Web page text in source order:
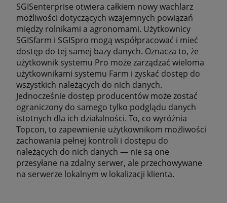
SGISenterprise otwiera całkiem nowy wachlarz
możliwości dotyczących wzajemnych powiązań
między rolnikami a agronomami. Użytkownicy
SGISfarm i SGISpro mogą współpracować i mieć
dostęp do tej samej bazy danych. Oznacza to, że
użytkownik systemu Pro może zarządzać wieloma
użytkownikami systemu Farm i zyskać dostęp do
wszystkich należących do nich danych.
Jednocześnie dostęp producentów może zostać
ograniczony do samego tylko podglądu danych
istotnych dla ich działalności. To, co wyróżnia
Topcon, to zapewnienie użytkownikom możliwości
zachowania pełnej kontroli i dostępu do
należących do nich danych — nie są one
przesyłane na zdalny serwer, ale przechowywane
na serwerze lokalnym w lokalizacji klienta.